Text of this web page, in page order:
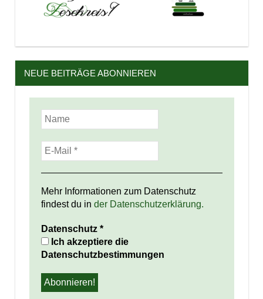
NEUE BEITRÄGE ABONNIEREN
Mehr Informationen zum Datenschutz
findest du in der Datenschutzerklärung.
Datenschutz *
Ich akzeptiere die
Datenschutzbestimmungen